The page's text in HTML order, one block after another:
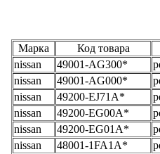
Марка Код товара
nissan
49001-AG300*
nissan
49001-AG000*
nissan
49200-EJ71A*
nissan
49200-EG00A*
nissan
49200-EG01A*
nissan
48001-1FA1A*